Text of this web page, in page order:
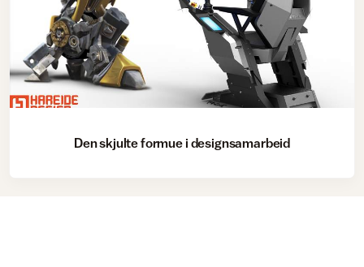
Den skjulte formue i designsamarbeid